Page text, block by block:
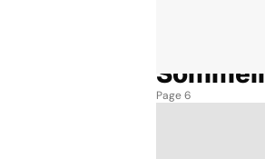
Sommeil
Page 6